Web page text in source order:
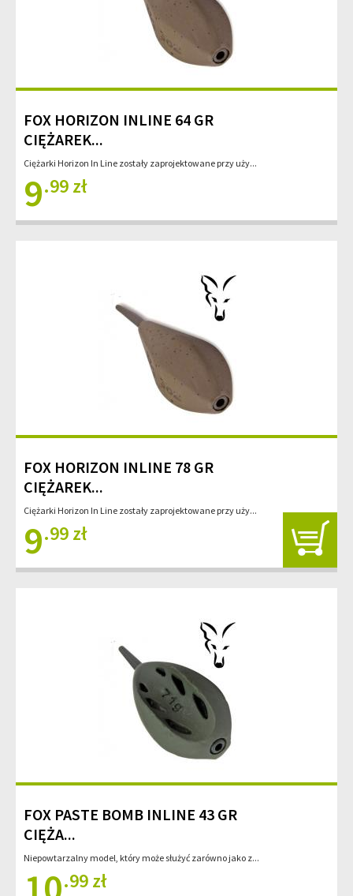
FOX HORIZON INLINE 64 GR
CIĘŻAREK...
Ciężarki Horizon In Line zostały zaprojektowane przy uży...
9.99 zł
FOX HORIZON INLINE 78 GR
CIĘŻAREK...
Ciężarki Horizon In Line zostały zaprojektowane przy uży...
9.99 zł
FOX PASTE BOMB INLINE 43 GR
CIĘŻA...
Niepowtarzalny model, który może służyć zarówno jako z...
.99 zł